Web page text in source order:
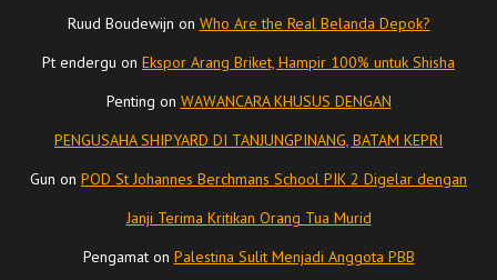
Ruud Boudewijn on Who Are the Real Belanda Depok?
Pt endergu on Ekspor Arang Briket, Hampir 100% untuk Shisha
Penting on WAWANCARA KHUSUS DENGAN
PENGUSAHA SHIPYARD DI TANJUNGPINANG, BATAM KEPRI
Gun on POD St Johannes Berchmans School PIK 2 Digelar dengan
Janji Terima Kritikan Orang Tua Murid
Pengamaton Palestina Sulit Menjadi Anggota PBB